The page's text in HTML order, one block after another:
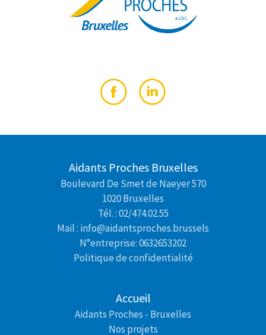
Aidants Proches Bruxelles
Boulevard De Smet de Naeyer 570
1020 Bruxelles
Tél. : 02/474.02.55
Mail : info@aidantsproches.brussels
N°entreprise: 0632653202
Politique de confidentialité
Accueil
Aidants Proches - Bruxelles
Nos projets